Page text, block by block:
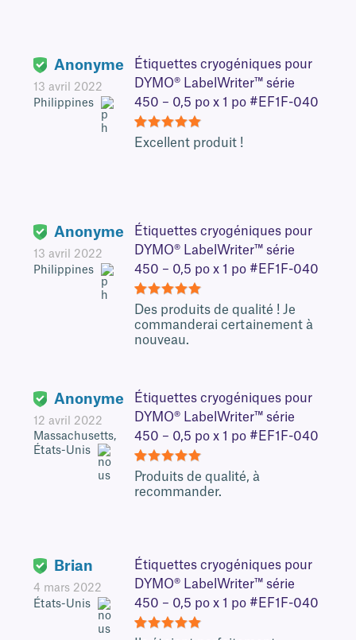
Anonyme
13 avril 2022
Philippines
Étiquettes cryogéniques pour
DYMO® LabelWriter™ série
450 – 0,5 po x 1 po #EF1F-040
5Excellent produit !
Anonyme
13 avril 2022
Philippines
Étiquettes cryogéniques pour
DYMO® LabelWriter™ série
450 – 0,5 po x 1 po #EF1F-040
5Des produits de qualité ! Je
commanderai certainement à
nouveau.
Anonyme
12 avril 2022
Massachusetts,
États-Unis
Étiquettes cryogéniques pour
DYMO® LabelWriter™ série
450 – 0,5 po x 1 po #EF1F-040
5Produits de qualité, à
recommander.
Brian
4 mars 2022
États-Unis
Étiquettes cryogéniques pour
DYMO® LabelWriter™ série
450 – 0,5 po x 1 po #EF1F-040